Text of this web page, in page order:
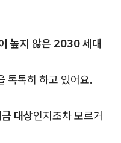
높지 않은 2030 세대
톡톡히 하고 있어요.
대상인지조차 모르거